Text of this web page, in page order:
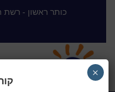
כותר ראשון - רשת
×